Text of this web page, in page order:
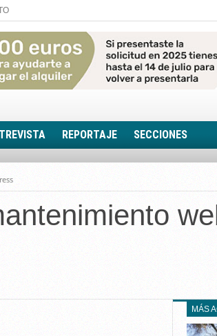
REPORTAJE SECCIONES
FOTONOTICIA
LOOK TOTAL
RINCÓN
LA VOZ DE LA
EXPERIENCIA
IN MEMORIAM
MÁS